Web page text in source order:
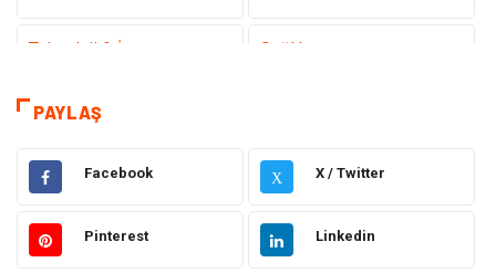
Teknoloji & İnternet Sağlık
Hizmet
Hukuk Emlak
Otomotiv Sağlıklı Yaşam
PAYLAŞ
Facebook X X / Twitter
Pinterest Linkedin